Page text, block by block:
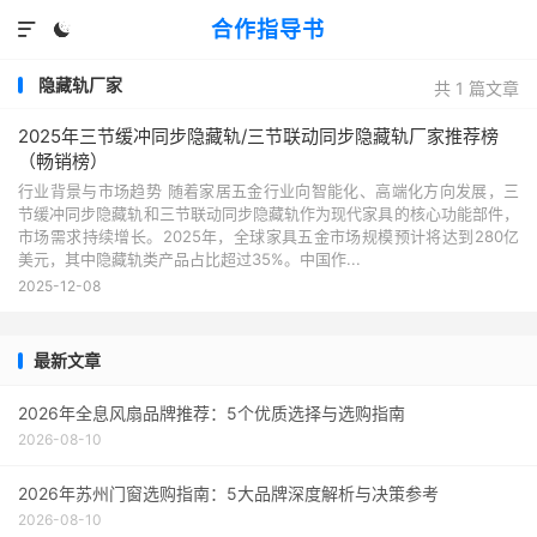
合作指导书


共 1 篇文章
隐藏轨厂家
2025年三节缓冲同步隐藏轨/三节联动同步隐藏轨厂家推荐榜
（畅销榜）
行业背景与市场趋势 随着家居五金行业向智能化、高端化方向发展，三
节缓冲同步隐藏轨和三节联动同步隐藏轨作为现代家具的核心功能部件，
市场需求持续增长。2025年，全球家具五金市场规模预计将达到280亿
美元，其中隐藏轨类产品占比超过35%。中国作...
2025-12-08
最新文章
2026年全息风扇品牌推荐：5个优质选择与选购指南
2026-08-10
2026年苏州门窗选购指南：5大品牌深度解析与决策参考
2026-08-10